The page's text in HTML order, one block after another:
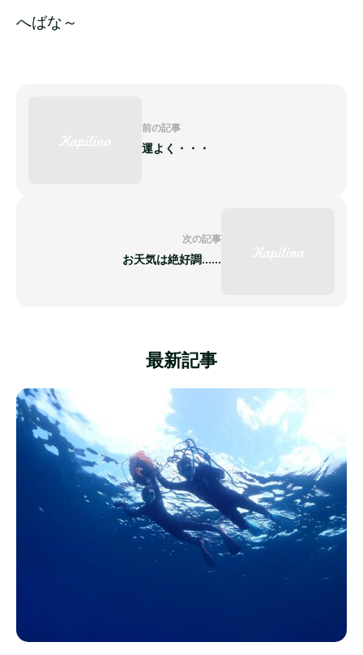
へばな～
前の記事
運よく・・・
次の記事
お天気は絶好調......
最新記事